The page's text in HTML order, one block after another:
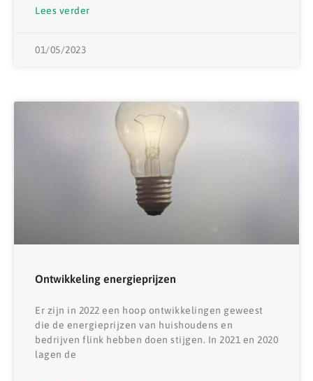
Lees verder
01/05/2023
Ontwikkeling energieprijzen
Er zijn in 2022 een hoop ontwikkelingen geweest
die de energieprijzen van huishoudens en
bedrijven flink hebben doen stijgen. In 2021 en 2020
lagen de